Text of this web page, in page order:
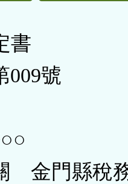
決定
009號
金門縣稅